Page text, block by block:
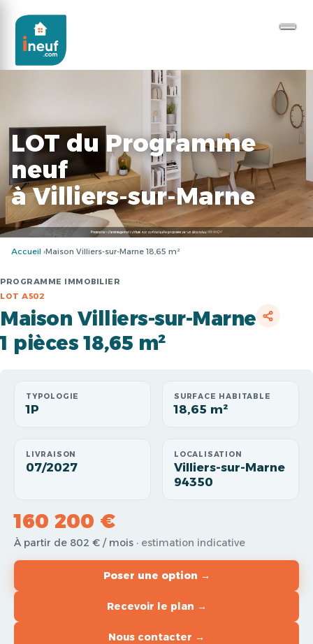
LOT du Programme
neuf
à Villiers-sur-Marne
Accueil Maison Villiers-sur-Marne 18,65 m²
PROGRAMME IMMOBILIER
LOT A502
Maison Villiers-sur-Marne
1 pièces 18,65 m²
TYPOLOGIE
1P
SURFACE HABITABLE
18,65 m²
LIVRAISON
07/2027
LOCALISATION
Villiers-sur-Marne
94350
160 200 €
À partir de 802 € / mois · estimation indicative
Poser une option →
Recevoir le plan →
Nous contacter →